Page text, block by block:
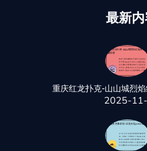
最新
重庆红龙扑克-山山城烈
2025-